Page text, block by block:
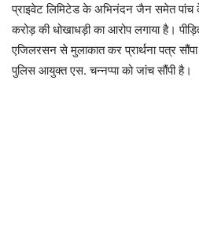
प्राइवेट लिमिटेड के अभिनंदन जैन समेत पांच
करोड़ की धोखाधड़ी का आरोप लगाया है।
एजिलरसन से मुलाकात कर प्रार्थना पत्र
पुलिस आयुक्त एस. चन्नप्पा को जांच सौंपी है।